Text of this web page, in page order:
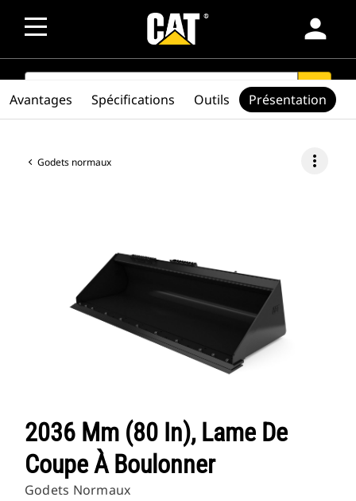
person
SEARCH search
Godets normaux more_vert
2036 Mm (80 In), Lame De
Coupe À Boulonner
Godets Normaux
Avantages Spécifications Outils Présentation